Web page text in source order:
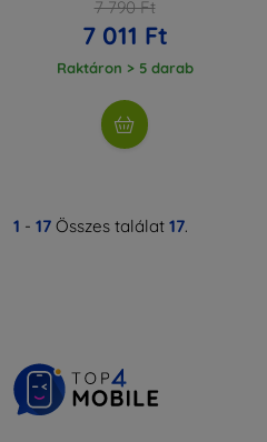
7 790 Ft
7 011 Ft
Raktáron > 5 darab
1 - 17 Összes találat 17.